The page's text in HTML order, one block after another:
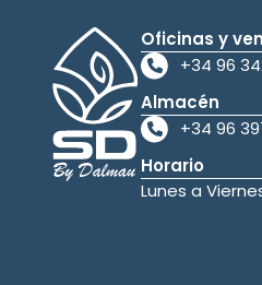
Oficinas y
+34 96
Almacén
+34 96
Horario
Lunes a